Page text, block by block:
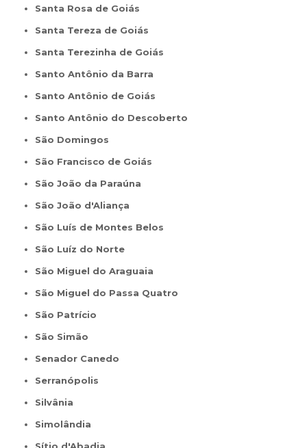
Santa Rosa de Goiás
Santa Tereza de Goiás
Santa Terezinha de Goiás
Santo Antônio da Barra
Santo Antônio de Goiás
Santo Antônio do Descoberto
São Domingos
São Francisco de Goiás
São João da Paraúna
São João d'Aliança
São Luís de Montes Belos
São Luíz do Norte
São Miguel do Araguaia
São Miguel do Passa Quatro
São Patrício
São Simão
Senador Canedo
Serranópolis
Silvânia
Simolândia
Sítio d'Abadia